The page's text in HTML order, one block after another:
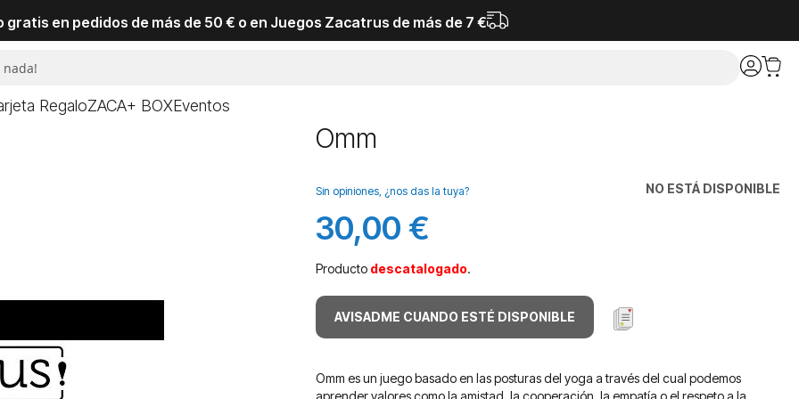
gratis en pedidos de más de 50 € o en Juegos Zacatrus de más de 7 €
RegaloZACA+ BOXEventos
Omm
NO ESTÁ DISPONIBLE
Sin opiniones, ¿nos das la tuya?
30,00 €
Producto descatalogado.
AVISADME CUANDO ESTÉ DISPONIBLE
Omm es un juego basado en las posturas del yoga a través del cual podemos
aprender valores como la amistad, la cooperación, la empatía o el respeto a la